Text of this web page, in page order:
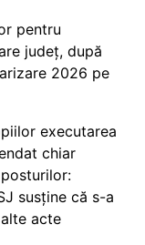
pentru
județ, după
2026 pe
executarea
chiar
susține că s-a
acte